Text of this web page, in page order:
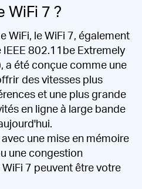
WiFi 7 ?
WiFi, le WiFi 7, également
802.11be Extremely
a été conçue comme une
des vitesses plus
et une plus grande
en ligne à large bande
une mise en mémoire
une congestion
7 peuvent être votre